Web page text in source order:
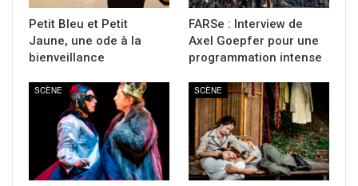
Petit Bleu et Petit
Jaune, une ode à la
bienveillance
FARSe : Interview de
Axel Goepfer pour une
programmation intense
SCÈNE SCÈNE